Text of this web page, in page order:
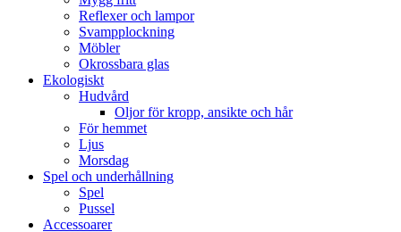
Reflexer och lampor
Svampplockning
Möbler
Okrossbara glas
Ekologiskt
Hudvård
Oljor för kropp, ansikte och hår
För hemmet
Ljus
Morsdag
Spel och underhållning
Spel
Pussel
Accessoarer